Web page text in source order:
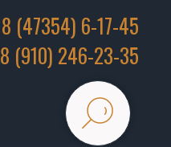
8 (47354) 6-17-45
8 (910) 246-23-35